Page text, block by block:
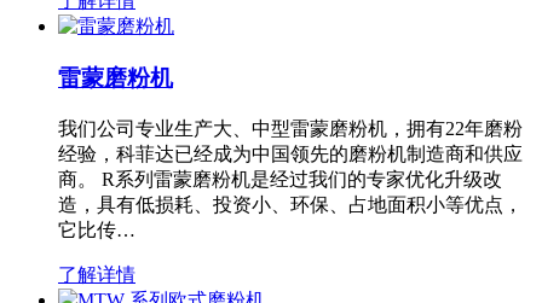
雷蒙磨粉机
我们公司专业生产大、中型雷蒙磨粉机，拥有22年磨粉
经验，科菲达已经成为中国领先的磨粉机制造商和供应
商。 R系列雷蒙磨粉机是经过我们的专家优化升级改
造，具有低损耗、投资小、环保、占地面积小等优点，
它比传…
了解详情